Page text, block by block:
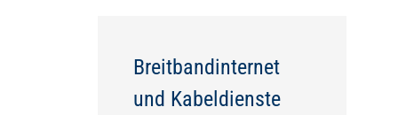
Breitbandinternet
und Kabeldienste